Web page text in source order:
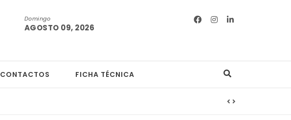
Domingo
AGOSTO 09, 2026
CONTACTOS FICHA TÉCNICA